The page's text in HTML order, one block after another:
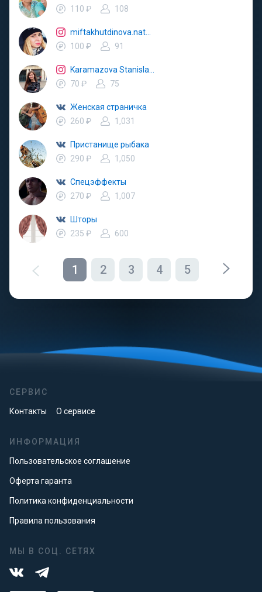
110 ₽
108
100 ₽
91
70 ₽
75
Женская страничка
260 ₽
1,031
Пристанище рыбака
290 ₽
1,050
Спецэффекты
270 ₽
1,007
Шторы
235 ₽
600
1 2 3 4 5
СЕРВИС
Контакты О сервисе
ИНФОРМАЦИЯ
Пользовательское соглашение
Оферта гаранта
Политика конфиденциальности
Правила пользования
МЫ В СОЦ. СЕТЯХ